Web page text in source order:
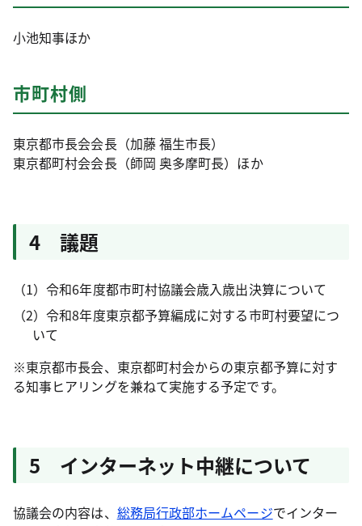
小池知事ほか
市町村側
東京都市長会会長（加藤 福生市長）
東京都町村会会長（師岡 奥多摩町長）ほか
4 議題
（1）令和6年度都市町村協議会歳入歳出決算について
（2）令和8年度東京都予算編成に対する市町村要望につ
いて
※東京都市長会、東京都町村会からの東京都予算に対す
る知事ヒアリングを兼ねて実施する予定です。
5 インターネット中継について
協議会の内容は、 総務局行政部ホームページでインター